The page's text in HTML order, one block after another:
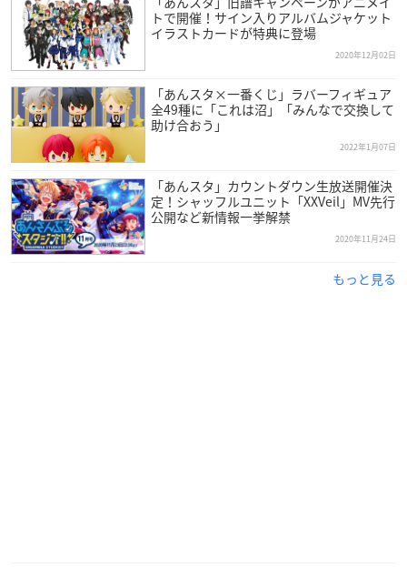
トで開催！サイン入りアルバムジャケット
イラストカードが特典に登場
2020年12月02日
「あんスタ×一番くじ」ラバーフィギュア
全49種に「これは沼」「みんなで交換して
助け合おう」
2022年1月07日
「あんスタ」カウントダウン生放送開催決
定！シャッフルユニット「XXVeil」MV先行
公開など新情報一挙解禁
2020年11月24日
もっと見る